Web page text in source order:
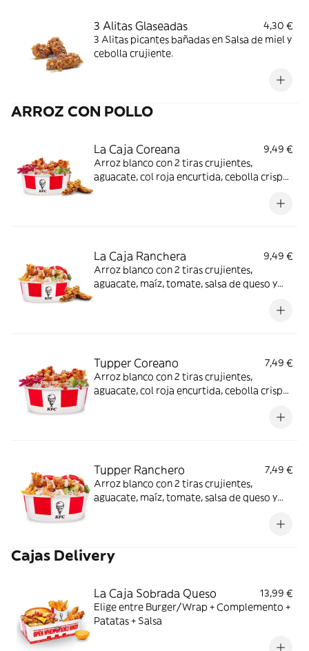
3 Alitas Glaseadas
4,30 €
3 Alitas picantes bañadas en Salsa de miel y
cebolla crujiente.
ARROZ CON POLLO
La Caja Coreana
9,49 €
Arroz blanco con 2 tiras crujientes,
aguacate, col roja encurtida, cebolla crispy
La Caja Ranchera
9,49 €
Arroz blanco con 2 tiras crujientes,
aguacate, maíz, tomate, salsa de queso y
Tupper Coreano
7,49 €
Arroz blanco con 2 tiras crujientes,
aguacate, col roja encurtida, cebolla crispy
Tupper Ranchero
7,49 €
Arroz blanco con 2 tiras crujientes,
aguacate, maíz, tomate, salsa de queso y
Cajas Delivery
La Caja Sobrada Queso
13,99 €
Elige entre Burger/Wrap + Complemento +
Patatas + Salsa